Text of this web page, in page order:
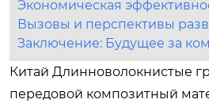
Экономическая
Вызовы и перспективы
Заключение: Будущее за
Китай Длинноволокнистые
передовой композитный